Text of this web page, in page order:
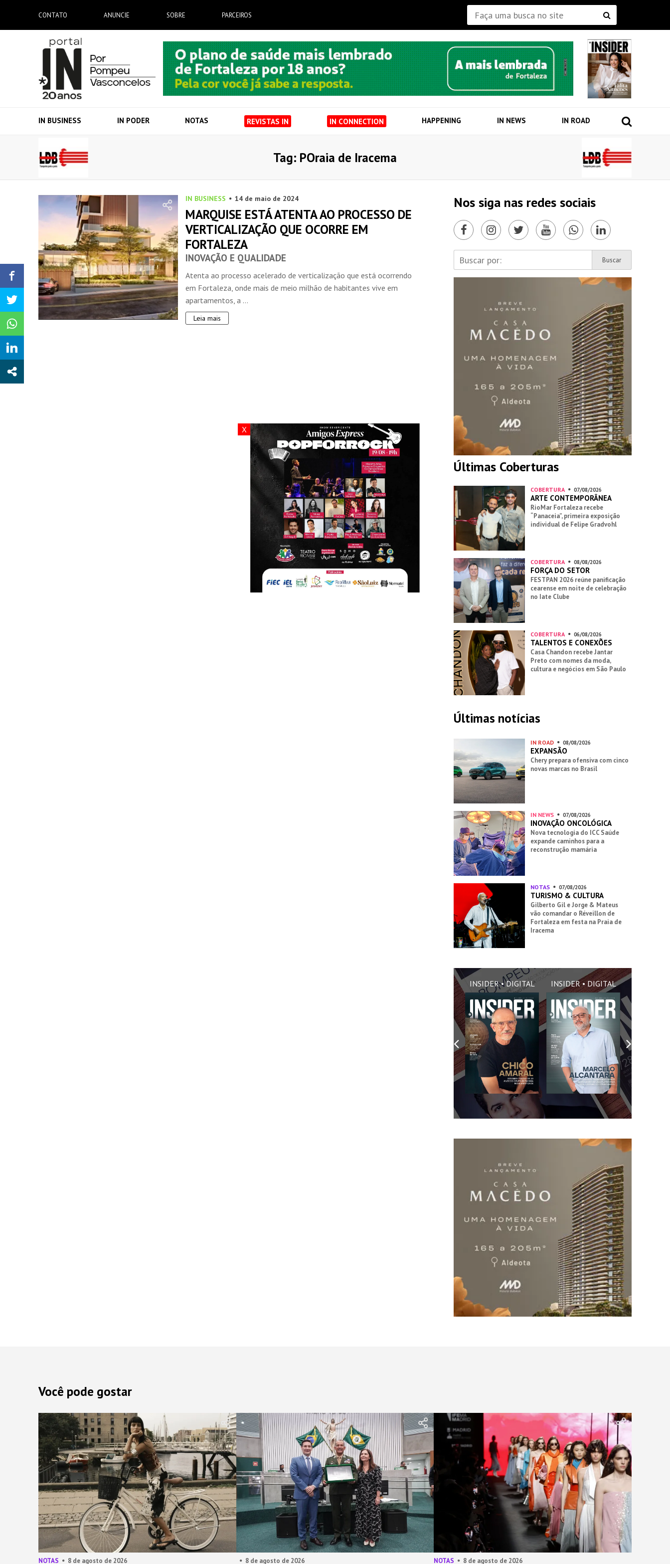
CONTATO ANUNCIE SOBRE PARCEIROS
IN BUSINESS IN PODER NOTAS REVISTAS IN IN CONNECTION HAPPENING IN NEWS IN ROAD
Tag: POraia de Iracema
IN BUSINESS 14 de maio de 2024
MARQUISE ESTÁ ATENTA AO PROCESSO DE
VERTICALIZAÇÃO QUE OCORRE EM
FORTALEZA
INOVAÇÃO E QUALIDADE
Atenta ao processo acelerado de verticalização que está ocorrendo
em Fortaleza, onde mais de meio milhão de habitantes vive em
apartamentos, a ...
Leia mais
Nos siga nas redes sociais
Últimas Coberturas
COBERTURA 07/08/2026
ARTE CONTEMPORÂNEA
RioMar Fortaleza recebe
“Panaceia”, primeira exposição
individual de Felipe Gradvohl
COBERTURA 08/08/2026
FORÇA DO SETOR
FESTPAN 2026 reúne panificação
cearense em noite de celebração
no Iate Clube
COBERTURA 06/08/2026
TALENTOS E CONEXÕES
Casa Chandon recebe Jantar
Preto com nomes da moda,
cultura e negócios em São Paulo
Últimas notícias
IN ROAD 08/08/2026
EXPANSÃO
Chery prepara ofensiva com cinco
novas marcas no Brasil
IN NEWS 07/08/2026
INOVAÇÃO ONCOLÓGICA
Nova tecnologia do ICC Saúde
expande caminhos para a
reconstrução mamária
NOTAS 07/08/2026
TURISMO & CULTURA
Gilberto Gil e Jorge & Mateus
vão comandar o Réveillon de
Fortaleza em festa na Praia de
Iracema
INSIDER • DIGITAL INSIDER • DIGITAL
Você pode gostar
NOTAS 8 de agosto de 2026 8 de agosto de 2026 NOTAS 8 de agosto de 2026
X